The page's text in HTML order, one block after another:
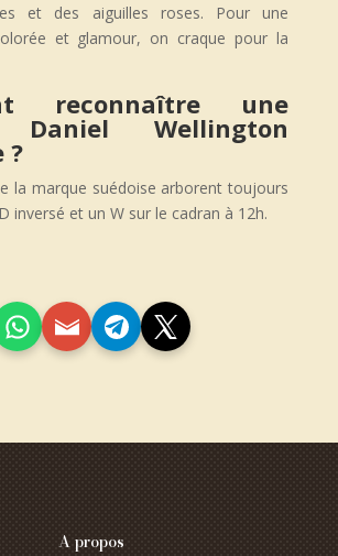
et des aiguilles roses. Pour une
et glamour, on craque pour la
reconnaître une
Daniel Wellington
?
la marque suédoise arborent toujours
inversé et un W sur le cadran à 12h.
A propos